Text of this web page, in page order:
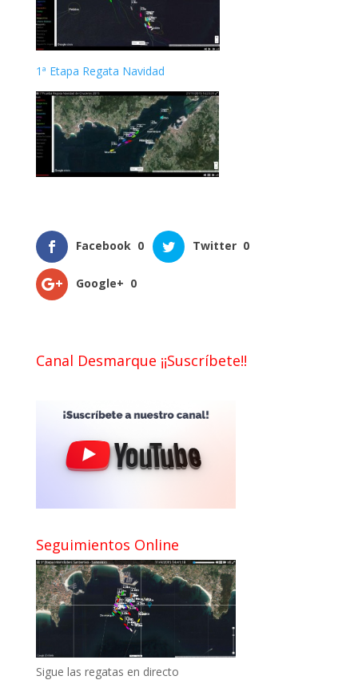
1ª Etapa Regata Navidad
Facebook 0 Twitter 0
Google+ 0
Canal Desmarque ¡¡Suscríbete!!
Seguimientos Online
Sigue las regatas en directo